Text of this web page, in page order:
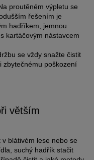
proutěném výpletu se
řešením je
hadříkem, jemnou
kartáčovým nástavcem
se vždy snažte čistit
zbytečnému poškození
větším
blátivém lese nebo se
suchý hadřík stačit